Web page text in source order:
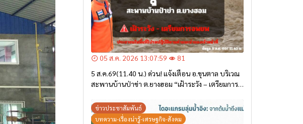
05 ส.ค. 2026 13:07:59
81
5 ส.ค.69(11.40 น.) ด่วน! แจ้งเตือน อ.ขุนตาล บริเวณ
สะพานบ้านป่าข่า ต.ยางฮอม “เฝ้าระวัง – เตรียมการ
ข่าวประชาสัมพันธ์
บทความ-เรื่องน่ารู้-เศรษฐกิจ-สังคม